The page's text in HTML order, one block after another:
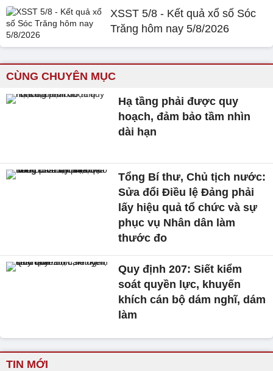
XSST 5/8 - Kết quả xổ số Sóc
Trăng hôm nay 5/8/2026
CÙNG CHUYÊN MỤC
Hạ tầng phải được quy
hoạch, đảm bảo tầm nhìn
dài hạn
Tổng Bí thư, Chủ tịch nước:
Sửa đổi Điều lệ Đảng phải
lấy hiệu quả tổ chức và sự
phục vụ Nhân dân làm
thước đo
Quy định 207: Siết kiểm
soát quyền lực, khuyến
khích cán bộ dám nghĩ, dám
làm
TIN MỚI